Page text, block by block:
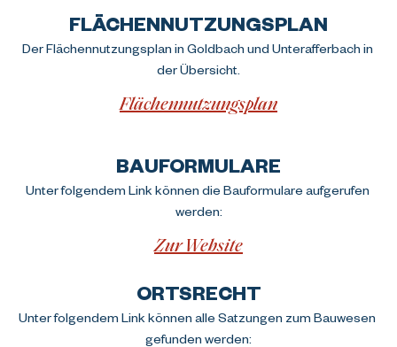
FLÄCHENNUTZUNGSPLAN
Der Flächennutzungsplan in Goldbach und Unterafferbach in
der Übersicht.
Flächennutzungsplan
BAUFORMULARE
Unter folgendem Link können die Bauformulare aufgerufen
werden:
Zur Website
ORTSRECHT
Unter folgendem Link können alle Satzungen zum Bauwesen
gefunden werden: